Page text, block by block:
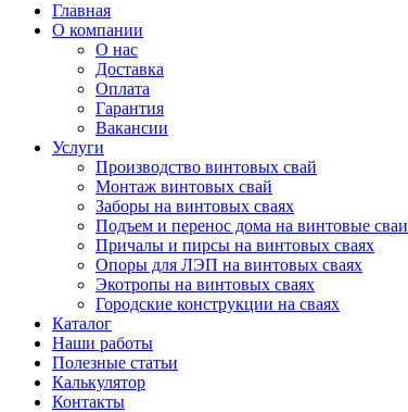
Главная
О компании
О нас
Доставка
Оплата
Гарантия
Вакансии
Услуги
Производство винтовых свай
Монтаж винтовых свай
Заборы на винтовых сваях
Подъем и перенос дома на винтовые сваи
Причалы и пирсы на винтовых сваях
Опоры для ЛЭП на винтовых сваях
Экотропы на винтовых сваях
Городские конструкции на сваях
Каталог
Наши работы
Полезные статьи
Калькулятор
Контакты